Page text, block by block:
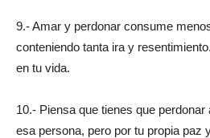
9.- Amar y perdonar consume
conteniendo tanta ira y
en tu vida.
10.- Piensa que tienes que
esa persona, pero por tu propia paz